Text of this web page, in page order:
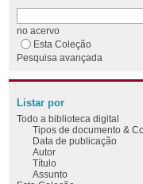
no acervo
Esta Coleção
Pesquisa avançada
Listar por
Todo a biblioteca digital
Tipos de documento &
Data de publicação
Autor
Título
Assunto